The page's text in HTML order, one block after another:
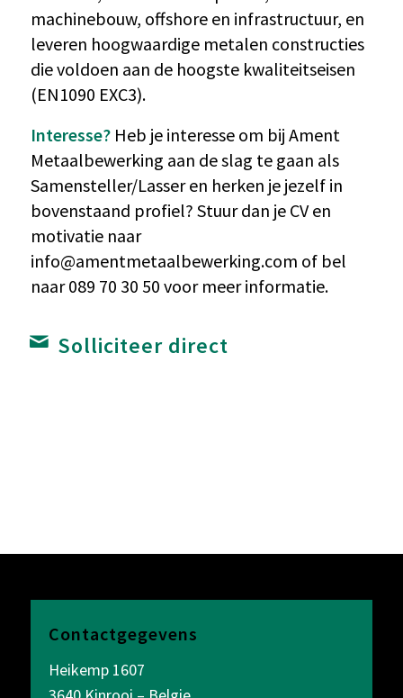
machinebouw, offshore en infrastructuur, en
leveren hoogwaardige metalen constructies
die voldoen aan de hoogste kwaliteitseisen
(EN1090 EXC3).
Interesse?Heb je interesse om bij Ament
Metaalbewerking aan de slag te gaan als
Samensteller/Lasser en herken je jezelf in
bovenstaand profiel? Stuur dan je CV en
motivatie naar
info@amentmetaalbewerking.com of bel
naar 089 70 30 50 voor meer informatie.
Solliciteer direct
Contactgegevens
Heikemp 1607